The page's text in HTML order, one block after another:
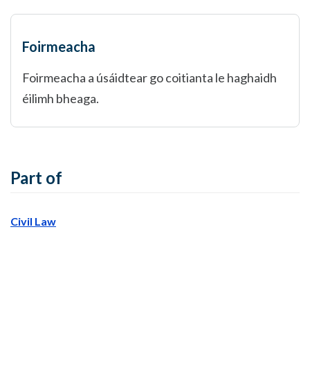
Foirmeacha
Foirmeacha a úsáidtear go coitianta le haghaidh
éilimh bheaga.
Part of
Civil Law